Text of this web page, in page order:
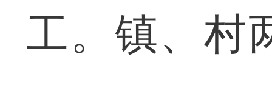
工。镇、村